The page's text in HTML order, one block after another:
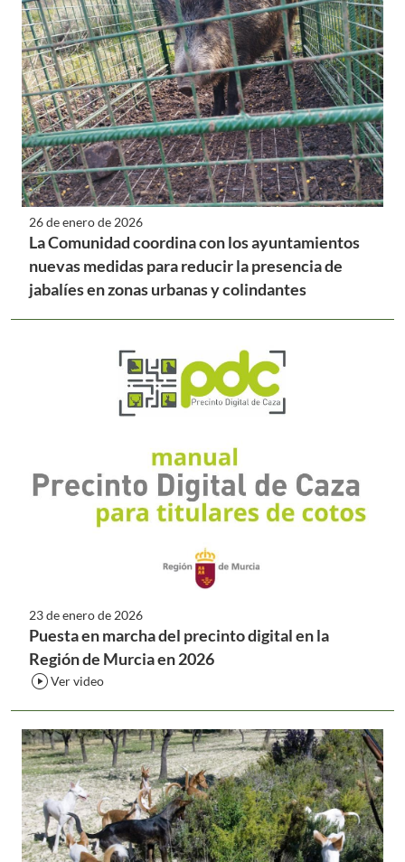
26 de enero de 2026
La Comunidad coordina con los ayuntamientos
nuevas medidas para reducir la presencia de
jabalíes en zonas urbanas y colindantes
23 de enero de 2026
Puesta en marcha del precinto digital en la
Región de Murcia en 2026
play_circleVer video